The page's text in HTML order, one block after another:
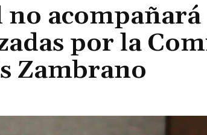
acompañará
por la
Zambrano